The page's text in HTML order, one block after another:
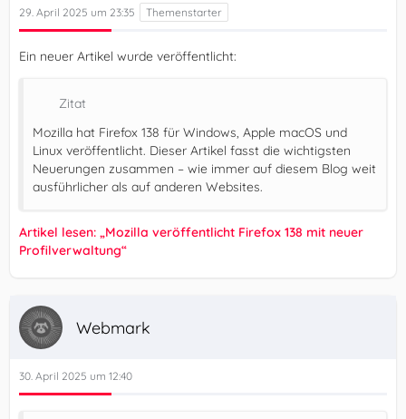
29. April 2025 um 23:35
Ein neuer Artikel wurde veröffentlicht:
Zitat
Mozilla hat Firefox 138 für Windows, Apple macOS und
Linux veröffentlicht. Dieser Artikel fasst die wichtigsten
Neuerungen zusammen – wie immer auf diesem Blog weit
ausführlicher als auf anderen Websites.
Artikel lesen: „Mozilla veröffentlicht Firefox 138 mit neuer
Profilverwaltung“
Webmark
30. April 2025 um 12:40